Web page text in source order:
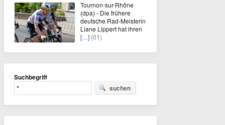
Tournon-sur-Rhône
(dpa) - Die frühere
deutsche Rad-Meisterin
Liane Lippert hat ihren
[…] (01)
Suchbegriff
suchen